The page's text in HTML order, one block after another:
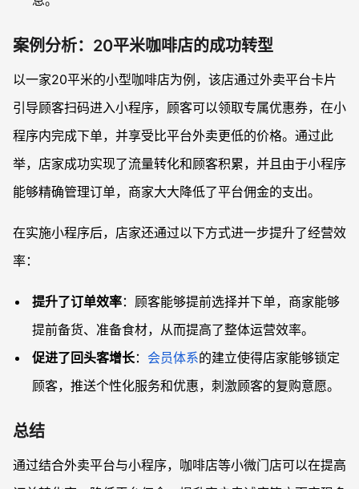
案例分析：20平米咖啡店的成功转型
以一家20平米的小型咖啡店为例，该店通过外卖平台卡片
引导顾客扫码进入小程序，顾客可以领取专属优惠券，在小
程序内完成下单，并享受比平台外卖更低的价格。通过此
举，店家成功实现了流量转化和顾客积累，并且由于小程序
能够精确管理订单，商家大大降低了平台佣金的支出。
在实施小程序后，店家还通过以下方式进一步提升了经营效
率：
提升了订单效率：顾客能够提前选择并下单，商家能够
提前备货、准备食材，从而提高了整体运营效率。
促进了回头客增长： 会员体系的建立使得店家能够锁定
顾客，推送个性化服务和优惠，刺激顾客的复购意愿。
总结
通过结合外卖平台与小程序，咖啡店等小微门店可以在提高